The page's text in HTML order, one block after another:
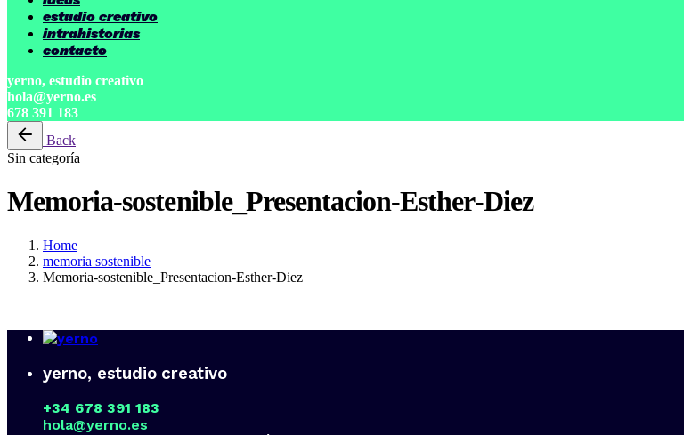
estudio creativo
intrahistorias
contacto
yerno, estudio creativo
hola@yerno.es
678 391 183
Back
Sin categoría
Memoria-sostenible_Presentacion-Esther-Diez
Home
memoria sostenible
Memoria-sostenible_Presentacion-Esther-Diez
yerno, estudio creativo
+34 678 391 183
hola@yerno.es